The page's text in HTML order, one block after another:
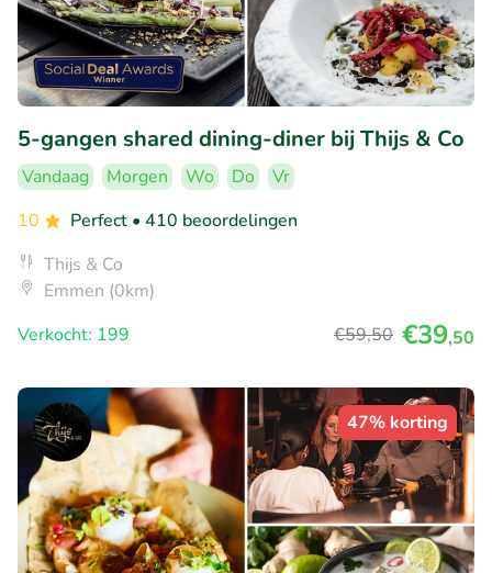
5-gangen shared dining-diner bij Thijs & Co
Vandaag Morgen Wo Do
Vr
10
Perfect • 410 beoordelingen
Thijs & Co
Emmen (0km)
Verkocht: 199
€59,50 €39,50
47% korting